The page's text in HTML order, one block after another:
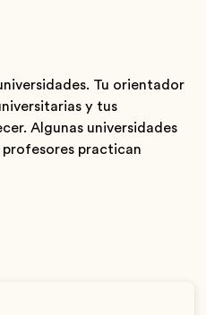
Tu orientador
y tus
Algunas universidades
practican